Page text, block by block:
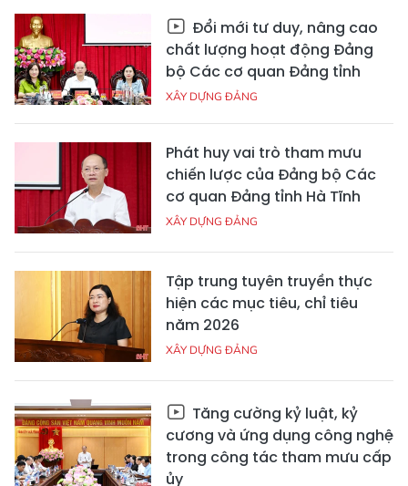
Đổi mới tư duy, nâng cao
chất lượng hoạt động Đảng
bộ Các cơ quan Đảng tỉnh
XÂY DỰNG ĐẢNG
Phát huy vai trò tham mưu
chiến lược của Đảng bộ Các
cơ quan Đảng tỉnh Hà Tĩnh
XÂY DỰNG ĐẢNG
Tập trung tuyên truyền thực
hiện các mục tiêu, chỉ tiêu
năm 2026
XÂY DỰNG ĐẢNG
Tăng cường kỷ luật, kỷ
cương và ứng dụng công nghệ
trong công tác tham mưu cấp
ủy